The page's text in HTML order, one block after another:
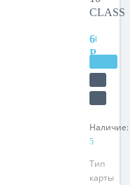
CLASS
660
РУБ.
Наличие:
5
Тип
карты